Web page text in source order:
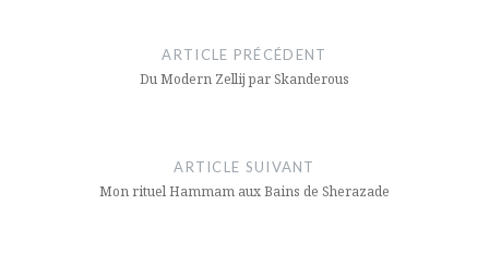
ARTICLE PRÉCÉDENT
Du Modern Zellij par Skanderous
ARTICLE SUIVANT
Mon rituel Hammam aux Bains de Sherazade